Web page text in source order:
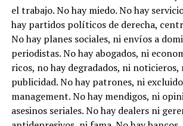
el trabajo. No hay miedo. No hay
hay partidos políticos de derecha,
No hay planes sociales, ni envíos a
periodistas. No hay abogados, ni
ricos, no hay degradados, ni
publicidad. No hay patrones, ni
management. No hay mendigos, ni
asesinos seriales. No hay dealers ni